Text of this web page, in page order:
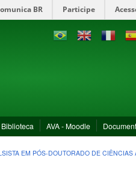
BR Participe
Biblioteca AVA - Moodle
EM PÓS-DOUTORADO DE